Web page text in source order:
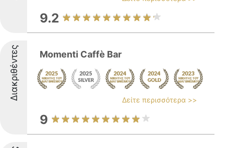
9.2
Διακριθέντες Momenti Caffè Bar
Δείτε περισσότερα >>
9